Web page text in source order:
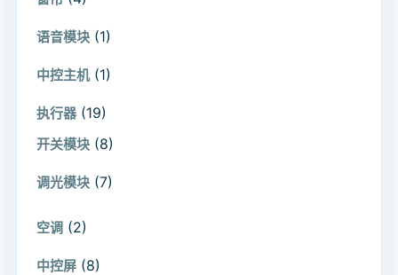
语音模块 (1)
中控主机 (1)
执行器 (19)
开关模块 (8)
调光模块 (7)
空调 (2)
中控屏 (8)